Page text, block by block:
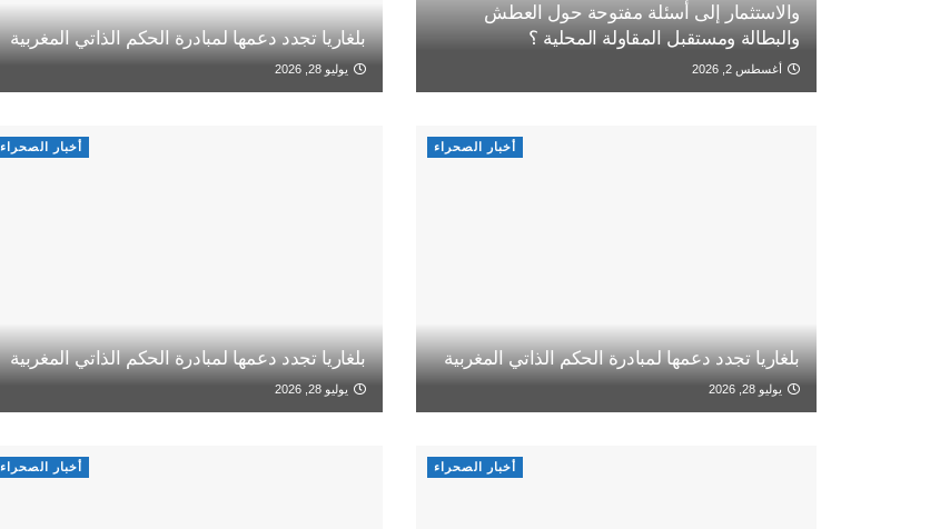
والاستثمار إلى أسئلة مفتوحة حول العطش
والبطالة ومستقبل المقاولة المحلية ؟
أغسطس 2, 2026
بلغاريا تجدد دعمها لمبادرة الحكم الذاتي المغربية
يوليو 28, 2026
أخبار الصحراء
بلغاريا تجدد دعمها لمبادرة الحكم الذاتي المغربية
يوليو 28, 2026
أخبار الصحراء
بلغاريا تجدد دعمها لمبادرة الحكم الذاتي المغربية
يوليو 28, 2026
أخبار الصحراء أخبار الصحراء